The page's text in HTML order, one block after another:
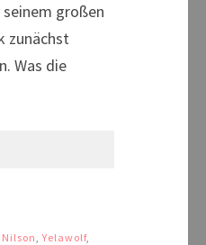
großen
zunächst
Was die
,Yelawolf,